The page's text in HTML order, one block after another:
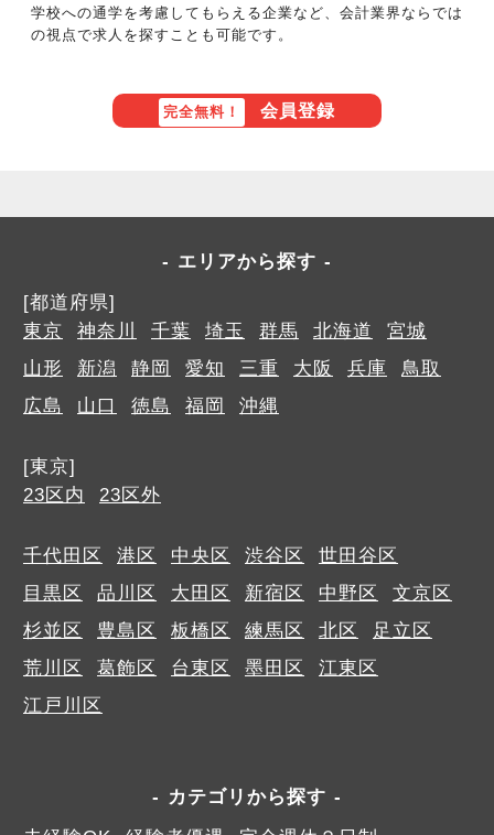
学校への通学を考慮してもらえる企業など、会計業界ならでは
の視点で求人を探すことも可能です。
完全無料！ 会員登録
エリアから探す
[都道府県]
東京
神奈川 千葉 埼玉 群馬 北海道
宮城
山形
新潟 静岡 愛知 三重 大阪 兵庫
鳥取
広島
山口 徳島 福岡 沖縄
[東京]
23区内
23区外
千代田区 港区 中央区 渋谷区
世田谷区
目黒区
品川区 大田区 新宿区 中野区
文京区
杉並区
豊島区 板橋区 練馬区 北区
足立区
荒川区
葛飾区 台東区 墨田区
江東区
江戸川区
カテゴリから探す